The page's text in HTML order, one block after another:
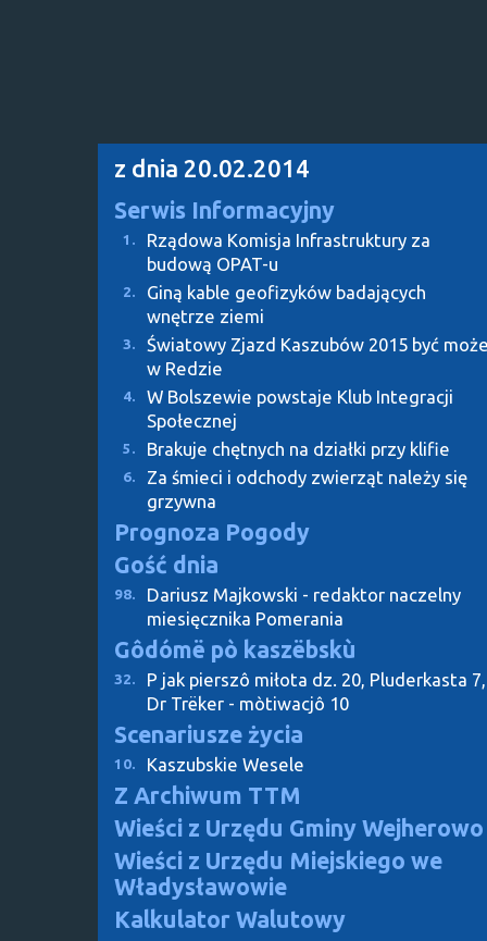
z dnia 20.02.2014
Serwis Informacyjny
1.
Rządowa Komisja Infrastruktury za
budową OPAT-u
2.
Giną kable geofizyków badających
wnętrze ziemi
3.
Światowy Zjazd Kaszubów 2015 być
w Redzie
4.
W Bolszewie powstaje Klub Integracji
Społecznej
5. Brakuje chętnych na działki przy klifie
6.
Za śmieci i odchody zwierząt należy się
grzywna
Prognoza Pogody
Gość dnia
98.
Dariusz Majkowski - redaktor naczelny
miesięcznika Pomerania
Gôdómë pò kaszëbskù
32.
P jak pierszô miłota dz. 20, Pluderkasta 7,
Dr Trëker - mòtiwacjô 10
Scenariusze życia
10. Kaszubskie Wesele
Z Archiwum TTM
Wieści z Urzędu Gminy Wejherowo
Wieści z Urzędu Miejskiego we
Władysławowie
Kalkulator Walutowy